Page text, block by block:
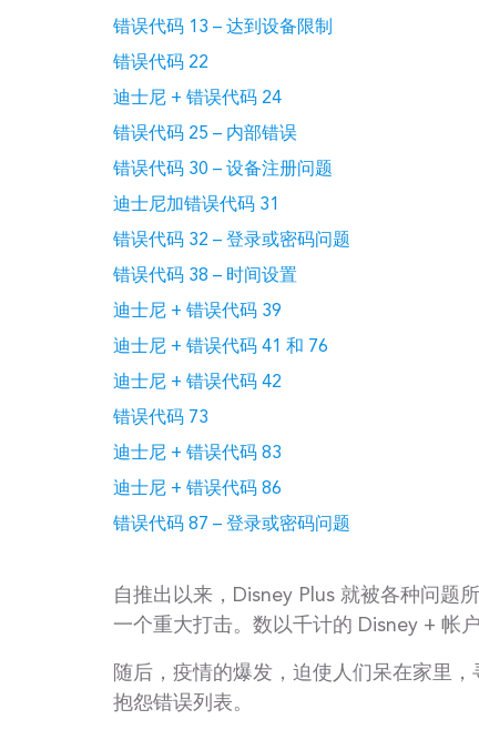
错误代码 13 – 达到设备限制
错误代码 22
迪士尼 + 错误代码 24
错误代码 25 – 内部错误
错误代码 30 – 设备注册问题
迪士尼加错误代码 31
错误代码 32 – 登录或密码问题
错误代码 38 – 时间设置
迪士尼 + 错误代码 39
迪士尼 + 错误代码 41 和 76
迪士尼 + 错误代码 42
错误代码 73
迪士尼 + 错误代码 83
迪士尼 + 错误代码 86
错误代码 87 – 登录或密码问题
自推出以来，Disney Plus 就被各种问题
一个重大打击。数以千计的 Disney + 帐
随后，疫情的爆发，迫使人们呆在家里
抱怨错误列表。